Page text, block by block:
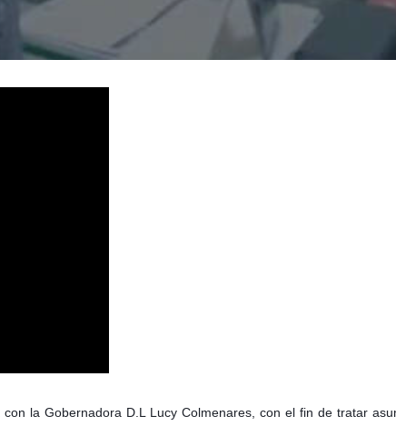
la Gobernadora D.L Lucy Colmenares, con el fin de tratar